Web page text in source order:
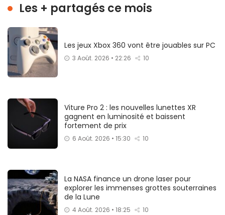
Les + partagés ce mois
Les jeux Xbox 360 vont être jouables sur PC
3 Août. 2026 • 22:26 10
Viture Pro 2 : les nouvelles lunettes XR
gagnent en luminosité et baissent
fortement de prix
6 Août. 2026 • 15:30 10
La NASA finance un drone laser pour
explorer les immenses grottes souterraines
de la Lune
4 Août. 2026 • 18:25 10